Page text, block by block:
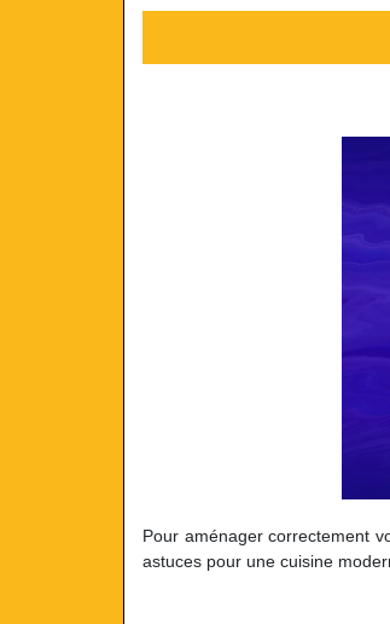
Pour aménager correctement
astuces pour une cuisine